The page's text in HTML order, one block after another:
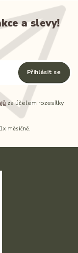
a slevy!
Přihlásit se
za účelem rozesílky
měsíčně.